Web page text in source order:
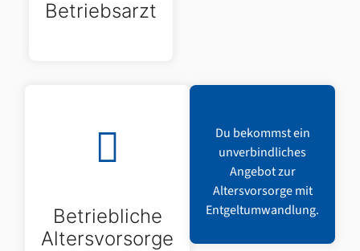
Betriebsarzt
Betriebliche
Altersvorsorge
Du bekommst ein
unverbindliches
Angebot zur
Altersvorsorge mit
Entgeltumwandlung.